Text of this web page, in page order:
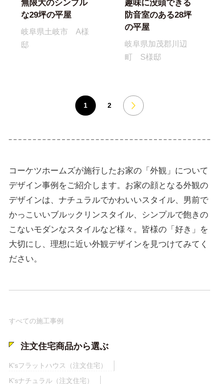
無限大のシンプル
な29坪の平屋
岐阜県土岐市 A様
邸
趣味に没頭できる
防音室のある28坪
の平屋
岐阜県加茂郡川辺
町 S様邸
1 2
コーケツホームズが施行したお家の「外観」について
デザイン事例をご紹介します。お家の顔となる外観の
デザインは、ナチュラルでかわいいスタイル、男前で
かっこいいブルックリンスタイル、シンプルで飽きの
こないモダンなスタイルなど様々。皆様の「好き」を
大切にし、理想に近い外観デザインを見つけてみてく
ださい。
すべての施工事例
注文住宅商品から選ぶ
K'sフラットハウス（注文住宅）
K'sナチュラル（注文住宅）